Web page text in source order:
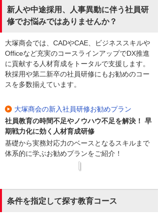
新人や中途採用、人事異動に伴う社員研
修でお悩みではありませんか？
大塚商会では、CADやCAE、ビジネススキルや
Officeなど充実のコースラインアップでDX推進
に貢献する人材育成をトータルで支援します。
秋採用や第二新卒の社員研修にもお勧めのコー
スを多数揃えています。
大塚商会の新入社員研修お勧めプラン
社員教育の時間不足やノウハウ不足を解決！ 早
期戦力化に効く人材育成研修
基礎から実務対応力のベースとなるスキルまで
体系的に学ぶお勧めプランをご紹介！
条件を指定して探す教育コース